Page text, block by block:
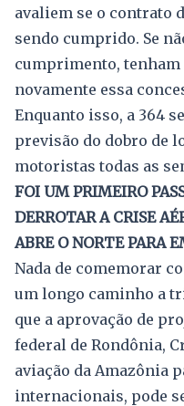
avaliem se o contrato
sendo cumprido. Se
cumprimento, tenham
novamente essa
Enquanto isso, a 364
previsão do dobro de
motoristas todas as
FOI UM PRIMEIRO
DERROTAR A CRISE
ABRE O NORTE PARA
Nada de comemorar
um longo caminho a
que a aprovação de
federal de Rondônia,
aviação da Amazônia
internacionais, pode